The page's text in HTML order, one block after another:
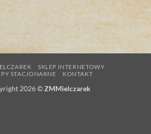
SKLEP INTERNETOWY
STACJONARNE
KONTAKT
2026 ©ZMMielczarek